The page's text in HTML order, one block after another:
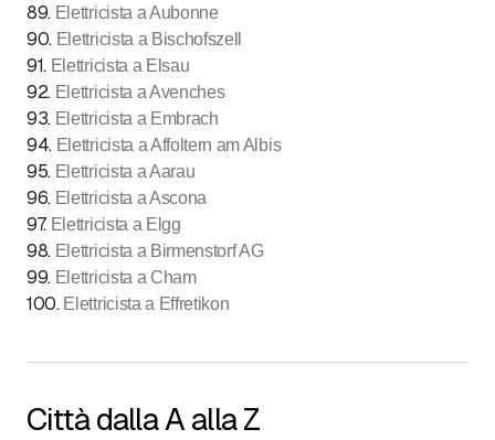
89. Elettricista a Aubonne
90. Elettricista a Bischofszell
91. Elettricista a Elsau
92. Elettricista a Avenches
93. Elettricista a Embrach
94. Elettricista a Affoltern am Albis
95. Elettricista a Aarau
96. Elettricista a Ascona
97. Elettricista a Elgg
98. Elettricista a Birmenstorf AG
99. Elettricista a Cham
100. Elettricista a Effretikon
Città dalla A alla Z